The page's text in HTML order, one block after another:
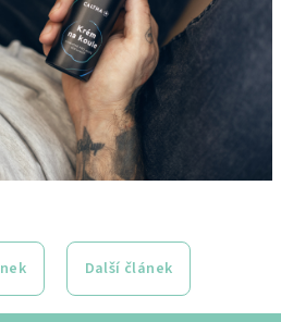
Další článek